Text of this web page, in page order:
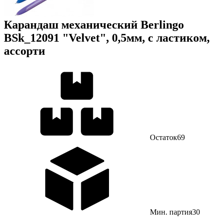
Карандаш механический Berlingo
BSk_12091 "Velvet", 0,5мм, с ластиком,
ассорти
Остаток69
Мин. партия30